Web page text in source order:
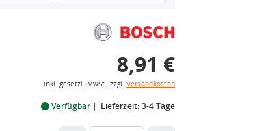
8,91 €
inkl. gesetzl. MwSt., zzgl. Versandkosten
Verfügbar Lieferzeit: 3-4 Tage